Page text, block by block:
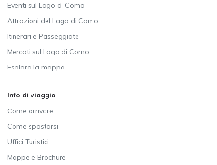
Eventi sul Lago di Como
Attrazioni del Lago di Como
Itinerari e Passeggiate
Mercati sul Lago di Como
Esplora la mappa
Info di viaggio
Come arrivare
Come spostarsi
Uffici Turistici
Mappe e Brochure